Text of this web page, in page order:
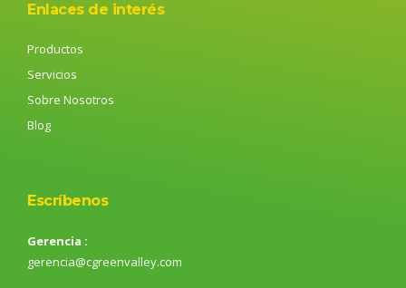
Enlaces de interés
Productos
Servicios
Sobre Nosotros
Blog
Escríbenos
Gerencia :
gerencia@cgreenvalley.com